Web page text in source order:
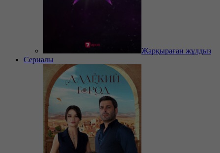
Жарқыраған жұлдыз
Сериалы